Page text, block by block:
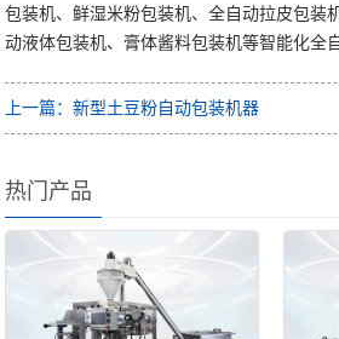
包装机、鲜湿米粉包装机、全自动拉皮包装
动液体包装机、膏体酱料包装机等智能化全
上一篇：新型土豆粉自动包装机器
热门产品